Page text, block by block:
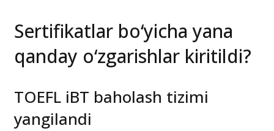
abituriyentlarga chet tili fanidan maksimal
ball beriladi.
Sertifikatlar bo‘yicha yana
qanday o‘zgarishlar kiritildi?